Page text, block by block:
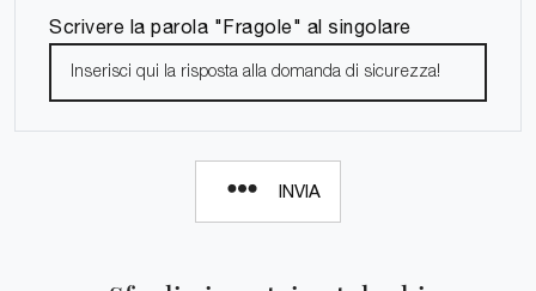
Scrivere la parola "Fragole" al singolare
INVIA